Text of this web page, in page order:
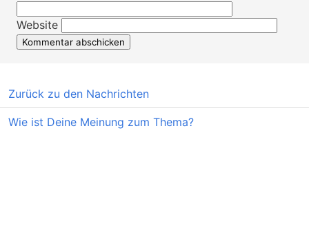
Website
Zurück zu den Nachrichten
Wie ist Deine Meinung zum Thema?